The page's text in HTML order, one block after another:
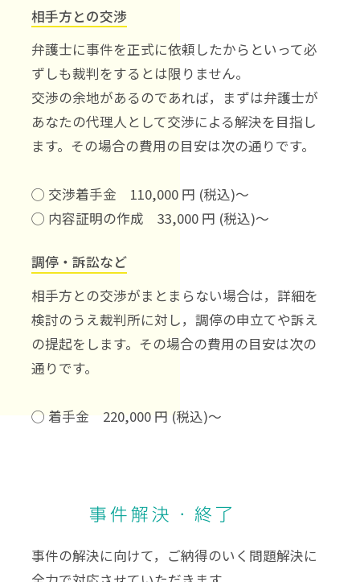
相手方との交渉
弁護士に事件を正式に依頼したからといって必
ずしも裁判をするとは限りません。
交渉の余地があるのであれば，まずは弁護士が
あなたの代理人として交渉による解決を目指し
ます。その場合の費用の目安は次の通りです。
◯ 交渉着手金 110,000 円 (税込)～
◯ 内容証明の作成 33,000 円 (税込)～
調停・訴訟など
相手方との交渉がまとまらない場合は，詳細を
検討のうえ裁判所に対し，調停の申立てや訴え
の提起をします。その場合の費用の目安は次の
通りです。
◯ 着手金 220,000 円 (税込)～
事件解決・終了
事件の解決に向けて，ご納得のいく問題解決に